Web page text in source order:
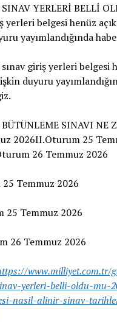
YERLERİ BELLİ
yerleri belgesi henüz
yayımlandığında
giriş yerleri belgesi
duyuru
SINAVI NE
2026II.Oturum 25
26 Temmuz 2026
Temmuz 2026
25 Temmuz 2026
26 Temmuz 2026
www.milliyet.com.tr/
yerleri-belli-oldu-mu-
nasil-alinir-sinav-